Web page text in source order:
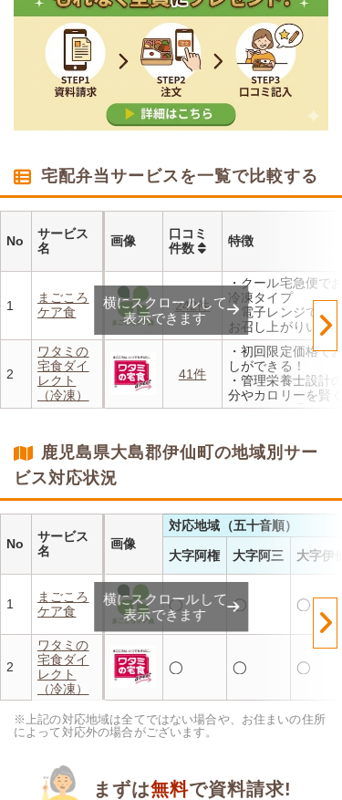
宅配弁当サービスを一覧で比較する
No
サービス
名
画像
口コミ
件数
特徴
1
まごころ
ケア食
242件
・クール宅急便で
冷凍タイプ
・電子レンジで温
お召し上がりいただ
・メニューの組み
理栄養士にお任せ
・定期は通常価格
んと20％OFF！
2
ワタミの
宅食ダイ
レクト
（冷凍）
41件
・初回限定価格で
しができる！
・管理栄養士設計
分やカロリーを賢く
・レンジで温めるだ
飽きることなく楽し
横にスクロールして
表示できます
鹿児島県大島郡伊仙町の地域別サー
ビス対応状況
No
サービス
名
画像
対応地域（五十音順）
大字阿権 大字阿三 大字伊仙
1
まごころ
ケア食
◯ ◯ ◯
2
ワタミの
宅食ダイ
レクト
（冷凍）
◯ ◯ ◯
横にスクロールして
表示できます
※上記の対応地域は全てではない場合や、お住まいの住所
によって対応外の場合がございます。
まずは無料で資料請求!